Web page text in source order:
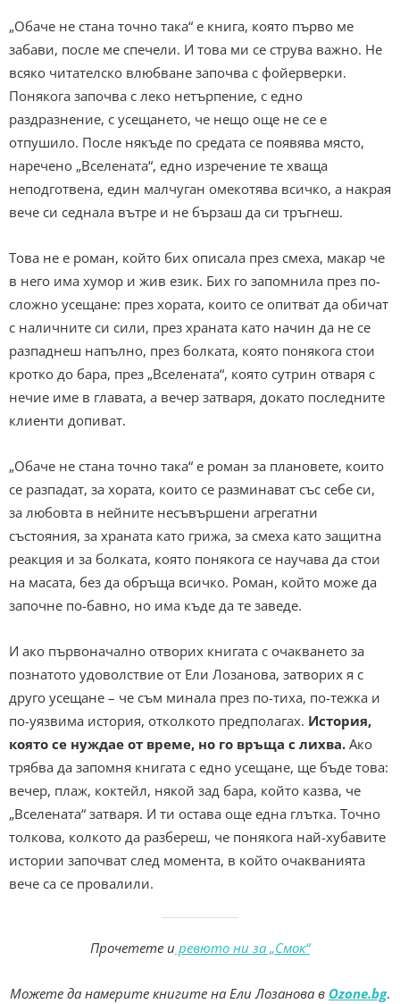
„Обаче не стана точно така“ е книга, която първо ме
забави, после ме спечели. И това ми се струва важно. Не
всяко читателско влюбване започва с фойерверки.
Понякога започва с леко нетърпение, с едно
раздразнение, с усещането, че нещо още не се е
отпушило. После някъде по средата се появява място,
наречено „Вселената“, едно изречение те хваща
неподготвена, един малчуган омекотява всичко, а накрая
вече си седнала вътре и не бързаш да си тръгнеш.
Това не е роман, който бих описала през смеха, макар че
в него има хумор и жив език. Бих го запомнила през по-
сложно усещане: през хората, които се опитват да обичат
с наличните си сили, през храната като начин да не се
разпаднеш напълно, през болката, която понякога стои
кротко до бара, през „Вселената“, която сутрин отваря с
нечие име в главата, а вечер затваря, докато последните
клиенти допиват.
„Обаче не стана точно така“ е роман за плановете, които
се разпадат, за хората, които се разминават със себе си,
за любовта в нейните несъвършени агрегатни
състояния, за храната като грижа, за смеха като защитна
реакция и за болката, която понякога се научава да стои
на масата, без да обръща всичко. Роман, който може да
започне по-бавно, но има къде да те заведе.
И ако първоначално отворих книгата с очакването за
познатото удоволствие от Ели Лозанова, затворих я с
друго усещане – че съм минала през по-тиха, по-тежка и
по-уязвима история, отколкото предполагах. История,
която се нуждае от време, но го връща с лихва. Ако
трябва да запомня книгата с едно усещане, ще бъде това:
вечер, плаж, коктейл, някой зад бара, който казва, че
„Вселената“ затваря. И ти остава още една глътка. Точно
толкова, колкото да разбереш, че понякога най-хубавите
истории започват след момента, в който очакванията
вече са се провалили.
Прочетете и ревюто ни за „Смок“
Можете да намерите книгите на Ели Лозанова в Ozone.bg.